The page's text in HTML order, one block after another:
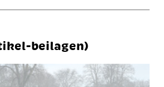
beilagen)